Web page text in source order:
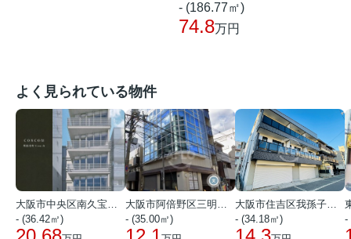
- (186.77㎡)
74.8万円
よく見られている物件
大阪市中央区南久宝寺町１丁目
- (36.42㎡)
大阪市阿倍野区三明町１丁目
- (35.00㎡)
大阪市住吉区我孫子西２丁目
- (34.18㎡)
-